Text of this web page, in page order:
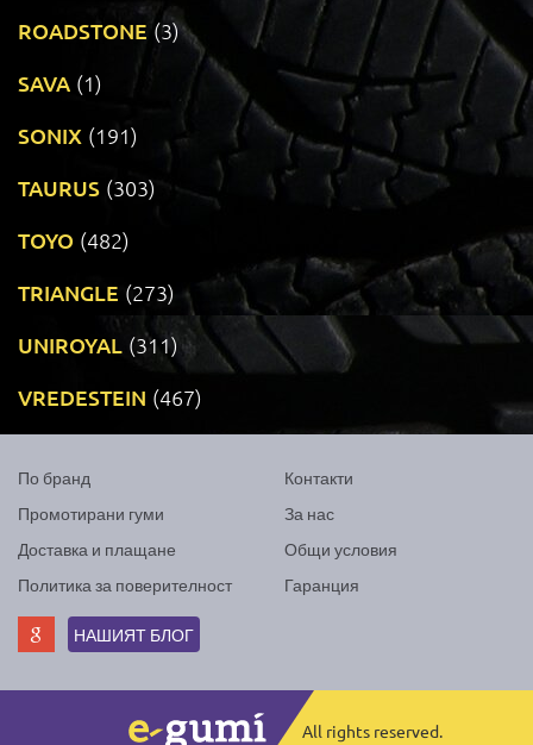
ROADSTONE (3)
SAVA (1)
SONIX (191)
TAURUS (303)
TOYO (482)
TRIANGLE (273)
UNIROYAL (311)
VREDESTEIN (467)
По бранд
Промотирани гуми
Доставка и плащане
Политика за поверителност
Контакти
За нас
Общи условия
Гаранция
НАШИЯТ БЛОГ
All rights reserved.